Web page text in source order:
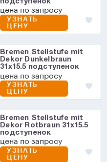
цена по запросу
УЗНАТЬ
ЦЕНУ
Bremen Stellstufe mit
Dekor Dunkelbraun
31х15.5 подступенок
цена по запросу
УЗНАТЬ
ЦЕНУ
Bremen Stellstufe mit
Dekor Rotbraun 31х15.5
подступенок
цена по запросу
УЗНАТЬ
ЦЕНУ